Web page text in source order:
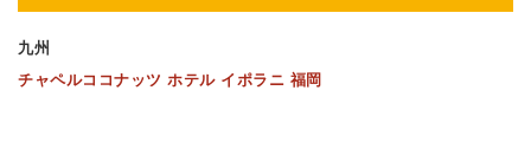
九州
チャペルココナッツ ホテル イポラニ 福岡